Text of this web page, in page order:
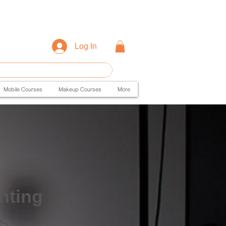
Log In
Mobile Courses Makeup Courses More